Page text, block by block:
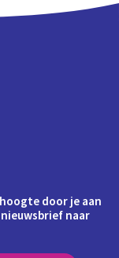
door je aan
naar